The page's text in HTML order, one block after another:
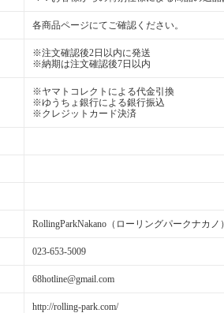
各商品ページにてご確認ください。
※注文確認後2日以内に発送
※納期は注文確認後7日以内
※ヤマトコレクトによる代金引換
※ゆうちょ銀行による銀行振込
※クレジットカード決済
RollingParkNakano（ローリングパークナカノ
023-653-5009
68hotline@gmail.com
http://rolling-park.com/